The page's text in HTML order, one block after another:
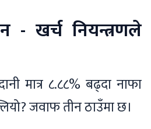
- खर्च नियन्त्रणले
मात्र ८.८८% बढ्दा नाफा
जवाफ तीन ठाउँमा छ।